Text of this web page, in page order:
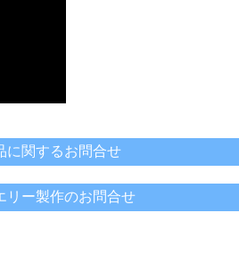
に関するお問合せ
リー製作のお問合せ